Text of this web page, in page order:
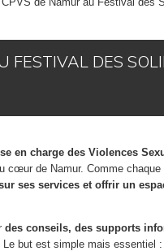
FESTIVAL DES
en charge des Violences
cœur de Namur. Comme
ses services et offrir un
des conseils, des supports
. Le but est simple mais essentiel